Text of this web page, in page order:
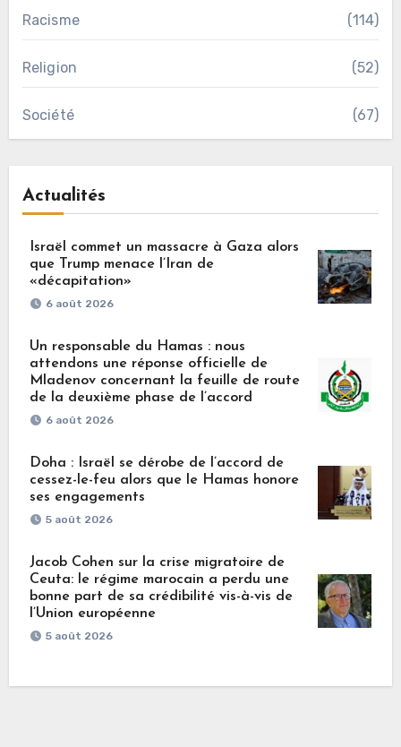
Racisme (114)
Religion (52)
Société (67)
Actualités
Israël commet un massacre à Gaza alors
que Trump menace l’Iran de
«décapitation»
6 août 2026
Un responsable du Hamas : nous
attendons une réponse officielle de
Mladenov concernant la feuille de route
de la deuxième phase de l’accord
6 août 2026
Doha : Israël se dérobe de l’accord de
cessez-le-feu alors que le Hamas honore
ses engagements
5 août 2026
Jacob Cohen sur la crise migratoire de
Ceuta: le régime marocain a perdu une
bonne part de sa crédibilité vis-à-vis de
l’Union européenne
5 août 2026